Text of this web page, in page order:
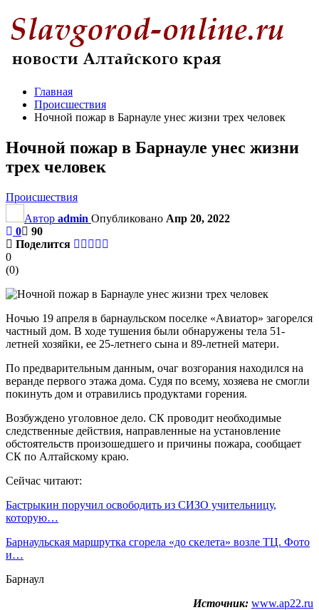
Главная
Происшествия
Ночной пожар в Барнауле унес жизни трех человек
Ночной пожар в Барнауле унес жизни
трех человек
Происшествия
Автор admin Опубликовано Апр 20, 2022
0
90
Поделится
0
(0)
Ночью 19 апреля в барнаульском поселке «Авиатор» загорелся
частный дом. В ходе тушения были обнаружены тела 51-
летней хозяйки, ее 25-летнего сына и 89-летней матери.
По предварительным данным, очаг возгорания находился на
веранде первого этажа дома. Судя по всему, хозяева не смогли
покинуть дом и отравились продуктами горения.
Возбуждено уголовное дело. СК проводит необходимые
следственные действия, направленные на установление
обстоятельств произошедшего и причины пожара, сообщает
СК по Алтайскому краю.
Сейчас читают:
Бастрыкин поручил освободить из СИЗО учительницу,
которую…
Барнаульская маршрутка сгорела «до скелета» возле ТЦ. Фото
и…
Барнаул
Источник: www.ap22.ru